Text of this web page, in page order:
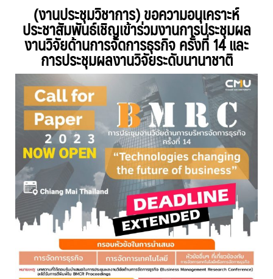
(งานประชุมวิชาการ) ขอความอนุเคราะห์
ประชาสัมพันธ์เชิญเข้าร่วมงานการประชุมผล
งานวิจัยด้านการจัดการธุรกิจ ครั้งที่ 14 และ
การประชุมผลงานวิจัยระดับนานาชาติ